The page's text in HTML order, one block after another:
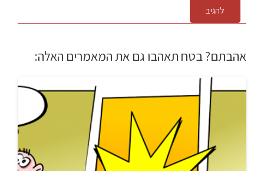
להגיב
אהבתם? בטח תאהבו גם את המאמרים האלה: